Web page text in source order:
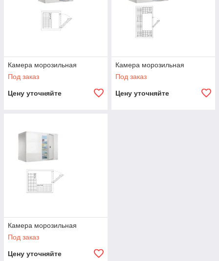
Камера морозильная
Под заказ
Цену уточняйте
Камера морозильная
Под заказ
Цену уточняйте
Камера морозильная
Под заказ
Цену уточняйте